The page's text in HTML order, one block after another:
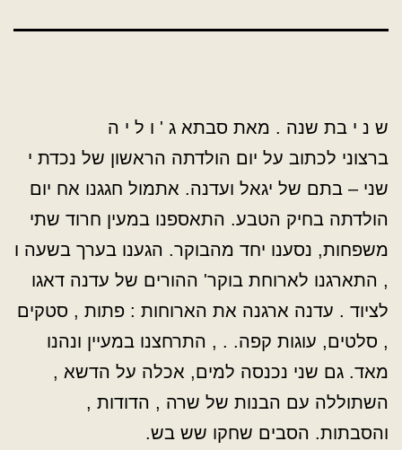
ש נ י בת שנה . מאת סבתא ג ' ו ל י ה
ברצוני לכתוב על יום הולדתה הראשון של נכדת י
שני – בתם של יגאל ועדנה. אתמול חגגנו אח יום
הולדתה בחיק הטבע. התאספנו במעין חרוד שתי
משפחות, נסענו יחד מהבוקר. הגענו בערך בשעה ו
, התארגנו לארוחת בוקר' ההורים של עדנה דאגו
לציוד . עדנה ארגנה את הארוחות : פתות , סטקים
, סלטים, עוגות קפה. . , התרחצנו במעיין ונהנו
מאד. גם שני נכנסה למים, אכלה על הדשא ,
השתוללה עם הבנות של שרה , הדודות ,
והסבתות. הסבים שחקו שש בש.